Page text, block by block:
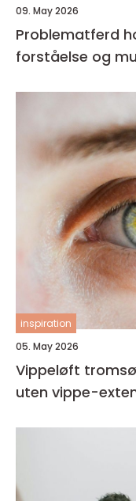
09. May 2026
Problematferd hos
forståelse og
inspiration
05. May 2026
Vippeløft
uten vippe-